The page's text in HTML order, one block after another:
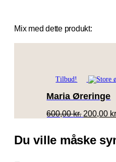
Mix med dette produkt:
Tilbud!
Maria Øreringe
600,00kr. Den
var:
600,00 kr..
200,00
Du ville måske